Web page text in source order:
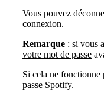
Vous pouvez
connexion.
Remarque : si vous
votre mot de passe
Si cela ne fonctionne
passe Spotify.